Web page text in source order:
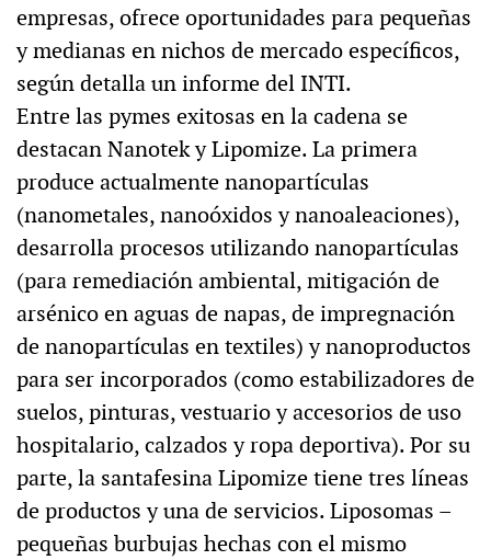
empresas, ofrece oportunidades para pequeñas
y medianas en nichos de mercado específicos,
según detalla un informe del INTI.
Entre las pymes exitosas en la cadena se
destacan Nanotek y Lipomize. La primera
produce actualmente nanopartículas
(nanometales, nanoóxidos y nanoaleaciones),
desarrolla procesos utilizando nanopartículas
(para remediación ambiental, mitigación de
arsénico en aguas de napas, de impregnación
de nanopartículas en textiles) y nanoproductos
para ser incorporados (como estabilizadores de
suelos, pinturas, vestuario y accesorios de uso
hospitalario, calzados y ropa deportiva). Por su
parte, la santafesina Lipomize tiene tres líneas
de productos y una de servicios. Liposomas –
pequeñas burbujas hechas con el mismo